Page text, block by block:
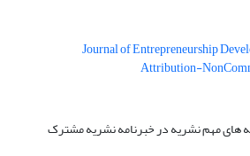
Journal of Entrepreneurship
Attribution-
های مهم نشریه در خبرنامه نشریه مشترک